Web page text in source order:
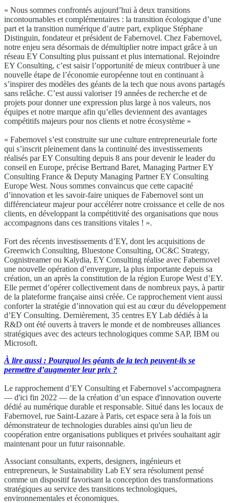
« Nous sommes confrontés aujourd’hui à deux transitions
incontournables et complémentaires : la transition écologique d’une
part et la transition numérique d’autre part, explique Stéphane
Distinguin, fondateur et président de Fabernovel. Chez Fabernovel,
notre enjeu sera désormais de démultiplier notre impact grâce à un
réseau EY Consulting plus puissant et plus international. Rejoindre
EY Consulting, c’est saisir l’opportunité de mieux contribuer à une
nouvelle étape de l’économie européenne tout en continuant à
s’inspirer des modèles des géants de la tech que nous avons partagés
sans relâche. C’est aussi valoriser 19 années de recherche et de
projets pour donner une expression plus large à nos valeurs, nos
équipes et notre marque afin qu’elles deviennent des avantages
compétitifs majeurs pour nos clients et notre écosystème »
« Fabernovel s’est construite sur une culture entrepreneuriale forte
qui s’inscrit pleinement dans la continuité des investissements
réalisés par EY Consulting depuis 8 ans pour devenir le leader du
conseil en Europe, précise Bertrand Baret, Managing Partner EY
Consulting France & Deputy Managing Partner EY Consulting
Europe West. Nous sommes convaincus que cette capacité
d’innovation et les savoir-faire uniques de Fabernovel sont un
différenciateur majeur pour accélérer notre croissance et celle de nos
clients, en développant la compétitivité des organisations que nous
accompagnons dans ces transitions vitales ! ».
Fort des récents investissements d’EY, dont les acquisitions de
Greenwich Consulting, Bluestone Consulting, OC&C Strategy,
Cognistreamer ou Kalydia, EY Consulting réalise avec Fabernovel
une nouvelle opération d’envergure, la plus importante depuis sa
création, un an après la constitution de la région Europe West d’EY.
Elle permet d’opérer collectivement dans de nombreux pays, à partir
de la plateforme française ainsi créée. Ce rapprochement vient aussi
conforter la stratégie d’innovation qui est au cœur du développement
d’EY Consulting. Dernièrement, 35 centres EY Lab dédiés à la
R&D ont été ouverts à travers le monde et de nombreuses alliances
stratégiques avec des acteurs technologiques comme SAP, IBM ou
Microsoft.
À lire aussi : Pourquoi les géants de la tech peuvent-ils se
permettre d’augmenter leur prix ?
Le rapprochement d’EY Consulting et Fabernovel s’accompagnera
— d'ici fin 2022 — de la création d’un espace d'innovation ouverte
dédié au numérique durable et responsable. Situé dans les locaux de
Fabernovel, rue Saint-Lazare à Paris, cet espace sera à la fois un
démonstrateur de technologies durables ainsi qu'un lieu de
coopération entre organisations publiques et privées souhaitant agir
maintenant pour un futur raisonnable.
Associant consultants, experts, designers, ingénieurs et
entrepreneurs, le Sustainability Lab EY sera résolument pensé
comme un dispositif favorisant la conception des transformations
stratégiques au service des transitions technologiques,
environnementales et économiques.